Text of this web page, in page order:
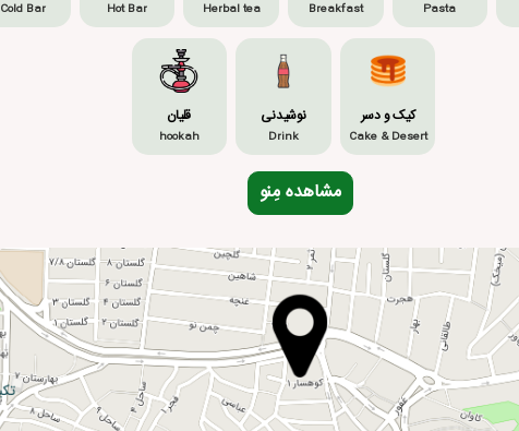
Pasta
Breakfast
Herbal tea
Hot Bar
Cold Bar
کیک و دسر
Cake & Desert
نوشیدنی
Drink
قلیان
hookah
مشاهده مِنو